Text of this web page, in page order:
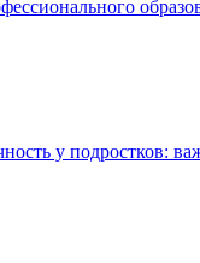
у подростков: